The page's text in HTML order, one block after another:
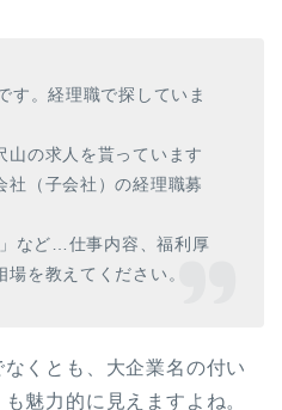
す。経理職で探していま
山の求人を貰っています
社（子会社）の経理職募
など…仕事内容、福利厚
を教えてください。
くとも、大企業名の付い
魅力的に見えますよね。